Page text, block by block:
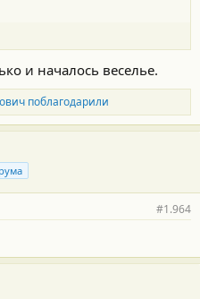
и началось веселье.
поблагодарили
#1.964